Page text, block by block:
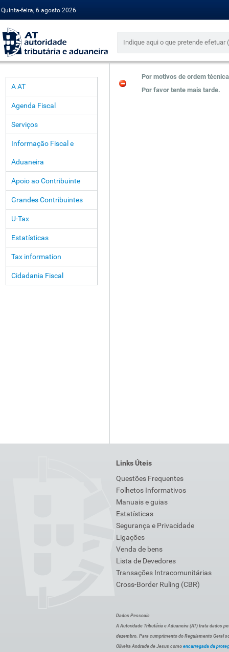
Quinta-feira, 6 agosto 2026
A AT
Agenda Fiscal
Serviços
Informação Fiscal e
Aduaneira
Apoio ao Contribuinte
Grandes Contribuintes
U-Tax
Estatísticas
Tax information
Cidadania Fiscal
Por motivos de ordem
Por favor tente mais tarde.
Links Úteis
Questões Frequentes
Folhetos Informativos
Manuais e guias
Estatísticas
Segurança e Privacidade
Ligações
Venda de bens
Lista de Devedores
Transações Intracomunitárias
Cross-Border Ruling (CBR)
Dados Pessoais
A Autoridade Tributária e Aduaneira (AT) trata dados
dezembro. Para cumprimento do Regulamento Geral
Oliveira Andrade de Jesus como encarregada da